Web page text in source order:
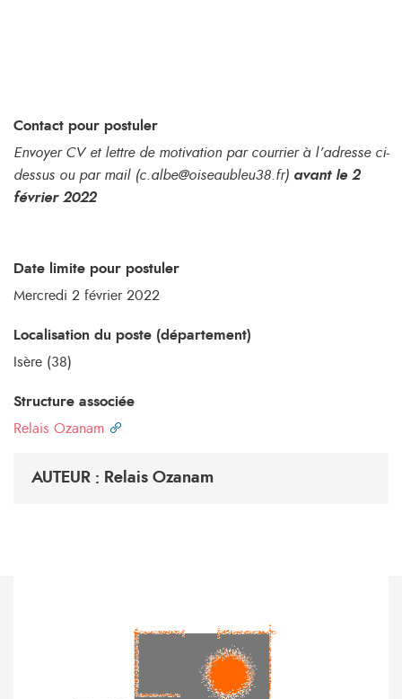
Contact pour postuler
Envoyer CV et lettre de motivation par courrier à l’adresse ci-
dessus ou par mail (c.albe@oiseaubleu38.fr) avant le 2
février 2022
Date limite pour postuler
Mercredi 2 février 2022
Localisation du poste (département)
Isère (38)
Structure associée
Relais Ozanam
AUTEUR : Relais Ozanam